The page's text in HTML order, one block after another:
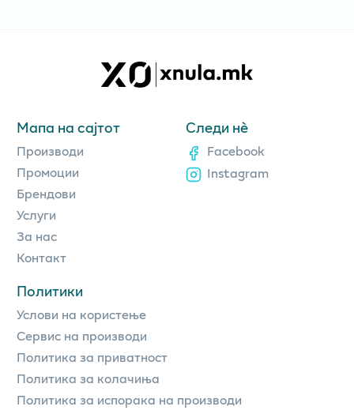
Мапа на сајтот
Производи
Промоции
Брендови
Услуги
За нас
Контакт
Политики
Услови на користење
Сервис на производи
Политика за приватност
Политика за колачиња
Политика за испорака на производи
Следи нè
Facebook
Instagram